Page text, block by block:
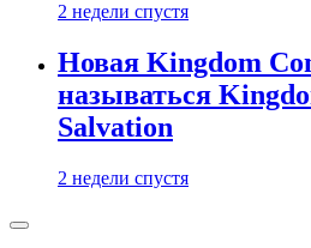
2 недели спустя
Новая Kingdom
называться
Salvation
2 недели спустя